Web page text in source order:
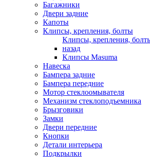
Багажники
Двери задние
Капоты
Клипсы, крепления, болты
Клипсы, крепления,
назад
Клипсы Masuma
Навеска
Бампера задние
Бампера передние
Мотор стеклоомывателя
Механизм стеклоподъемника
Брызговики
Замки
Двери передние
Кнопки
Детали интерьера
Подкрылки